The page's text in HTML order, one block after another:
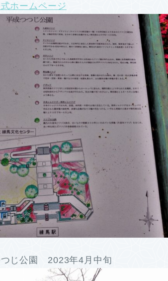
ホームページ
じ公園 2023年4月中旬